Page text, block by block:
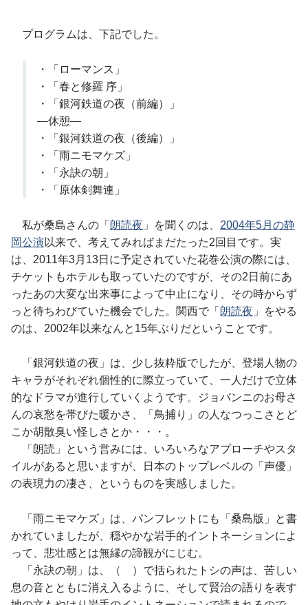
プログラムは、下記でした。
・「ローマンス」
・「春と修羅 序」
・「銀河鉄道の夜（前編）」
―休憩―
・「銀河鉄道の夜（後編）」
・「雨ニモマケズ」
・「永訣の朝」
・「原体剣舞連」
私が桑島さんの「 朗読夜 」を聞くのは、 2004年5月の静
岡公演以来で、考えてみればまだたった2回目です。実
は、2011年3月13日に予定されていた花巻公演の際には、
チケットもホテルも取っていたのですが、その2日前にあ
ったあの大変な出来事によって中止になり、その時からず
っと待ちわびていた機会でした。関西で「 朗読夜 」をやる
のは、2002年以来なんと15年ぶりだということです。
「銀河鉄道の夜」は、少し抜粋版でしたが、登場人物の
キャラがそれぞれ個性的に際立っていて、一人だけで立体
的なドラマが進行していくようです。ジョバンニのお母さ
んの哀愁を帯びた暖かさ、「鳥捕り」の人なつっこさとど
こか胡散臭い怪しさとか・・・。
「朗読」という営みには、いろいろなアプローチやスタ
イルがあると思いますが、日本のトップレベルの「声優」
の表現力の凄さ、というものを実感しました。
「雨ニモマケズ」は、パンフレットにも「桑島版」と書
かれていましたが、穏やかな岩手的イントネーションによ
って、悲壮感とは無縁の諦観がにじむ。
「永訣の朝」は、（ ）で括られたトシの声は、苦しい
息の音とともに消え入るように、そして賢治の語りを表す